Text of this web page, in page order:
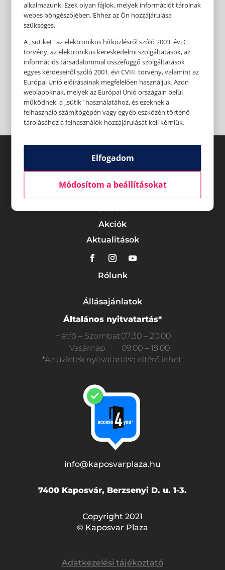
Üzletek
Akciók
Aktualitások
Rólunk
Állásajánlatok
Általános nyitvatartás*
Hétfő – Szombat07:30 – 20:00
Vasárnap
09:00 – 18:00
*Az üzletek nyitvatartása eltérő lehet.
info@kaposvarplaza.hu
7400 Kaposvár, Berzsenyi D. u. 1-3.
Copyright 2021
© Kaposvar Plaza
Adatkezelési tájékoztató
alkalmazunk. Ezek olyan fájlok, melyek információt tárolnak
webes böngészőjében. Ehhez az Ön hozzájárulása
szükséges.
A „sütiket" az elektronikus hírközlésről szóló 2003. évi C.
törvény, az elektronikus kereskedelmi szolgáltatások, az
információs társadalommal összefüggő szolgáltatások
egyes kérdéseiről szóló 2001. évi CVIII. törvény, valamint az
Európai Unió előírásainak megfelelően használjuk. Azon
weblapoknak, melyek az Európai Unió országain belül
működnek, a „sütik" használatához, és ezeknek a
felhasználó számítógépén vagy egyéb eszközén történő
tárolásához a felhasználók hozzájárulását kell kérniük.
Elfogadom
Módosítom a beállításokat